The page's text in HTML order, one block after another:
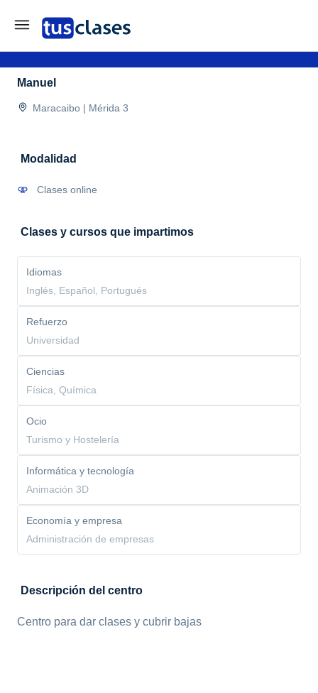
Manuel
Maracaibo | Mérida 3
Modalidad
Clases online
Clases y cursos que impartimos
Idiomas
Inglés, Español, Portugués
Refuerzo
Universidad
Ciencias
Física, Química
Ocio
Turismo y Hostelería
Informática y tecnología
Animación 3D
Economía y empresa
Administración de empresas
Descripción del centro
Centro para dar clases y cubrir bajas